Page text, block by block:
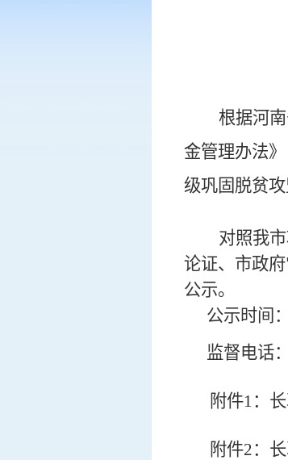
根据河
金管理办法
级巩固脱贫
对照我
论证、 市政
公示。
公示时间：
监督电话：
附件1：
附件2：